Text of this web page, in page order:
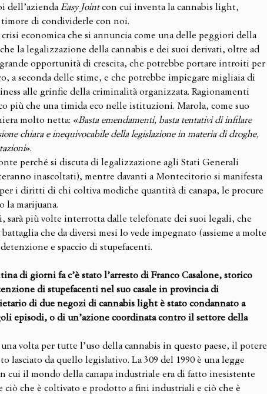
dell’azienda Easy Joint con cui inventa la cannabis light,
di condividerle con noi.
economica che si annuncia come una delle peggiori della
la legalizzazione della cannabis e dei suoi derivati, oltre ad
grande opportunità di crescita, che potrebbe portare introiti per
a seconda delle stime, e che potrebbe impiegare migliaia di
alle grinfie della criminalità organizzata. Ragionamenti
più che una timida eco nelle istituzioni. Marola, come suo
molto netta: «Basta emendamenti, basta tentativi di infilare
chiara e inequivocabile della legislazione in materia di droghe,
».
perché si discuta di legalizzazione agli Stati Generali
inascoltati), mentre davanti a Montecitorio si manifesta
per i diritti di chi coltiva modiche quantità di canapa, le procure
la marijuana.
sarà più volte interrotta dalle telefonate dei suoi legali, che
che da diversi mesi lo vede impegnato (assieme a molte
e spaccio di stupefacenti.
di giorni fa c’è stato l’arresto di Franco Casalone, storico
di stupefacenti nel suo casale in provincia di
di due negozi di cannabis light è stato condannato a
episodi, o di un’azione coordinata contro il settore della
volta per tutte l’uso della cannabis in questo paese, il potere
lasciato da quello legislativo. La 309 del 1990 è una legge
cui il mondo della canapa industriale era di fatto inesistente
che è coltivato e prodotto a fini industriali e ciò che è